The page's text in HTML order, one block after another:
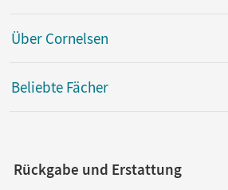
Über Cornelsen
Beliebte Fächer
Rückgabe und Erstattung